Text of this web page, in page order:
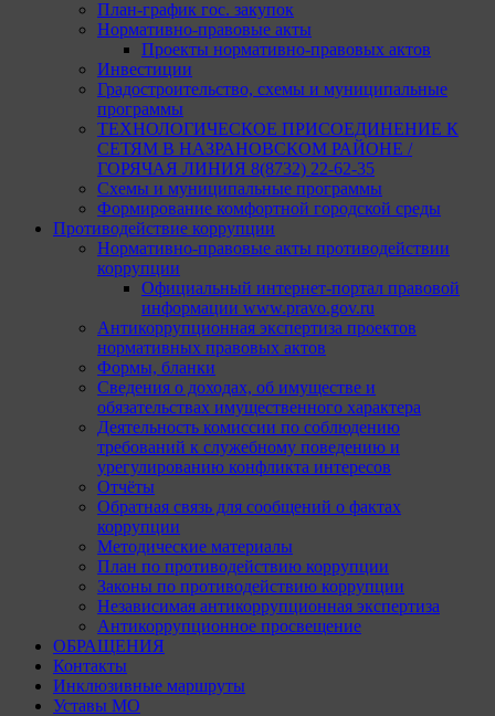
План-график гос. закупок
Нормативно-правовые акты
Проекты нормативно-правовых актов
Инвестиции
Градостроительство, схемы и муниципальные
программы
ТЕХНОЛОГИЧЕСКОЕ ПРИСОЕДИНЕНИЕ К
СЕТЯМ В НАЗРАНОВСКОМ РАЙОНЕ /
ГОРЯЧАЯ ЛИНИЯ 8(8732) 22-62-35
Схемы и муниципальные программы
Формирование комфортной городской среды
Противодействие коррупции
Нормативно-правовые акты противодействии
коррупции
Официальный интернет-портал правовой
информации www.pravo.gov.ru
Антикоррупционная экспертиза проектов
нормативных правовых актов
Формы, бланки
Сведения о доходах, об имуществе и
обязательствах имущественного характера
Деятельность комиссии по соблюдению
требований к служебному поведению и
урегулированию конфликта интересов
Отчёты
Обратная связь для сообщений о фактах
коррупции
Методические материалы
План по противодействию коррупции
Законы по противодействию коррупции
Независимая антикоррупционная экспертиза
Антикоррупционное просвещение
ОБРАЩЕНИЯ
Контакты
Инклюзивные маршруты
Уставы МО